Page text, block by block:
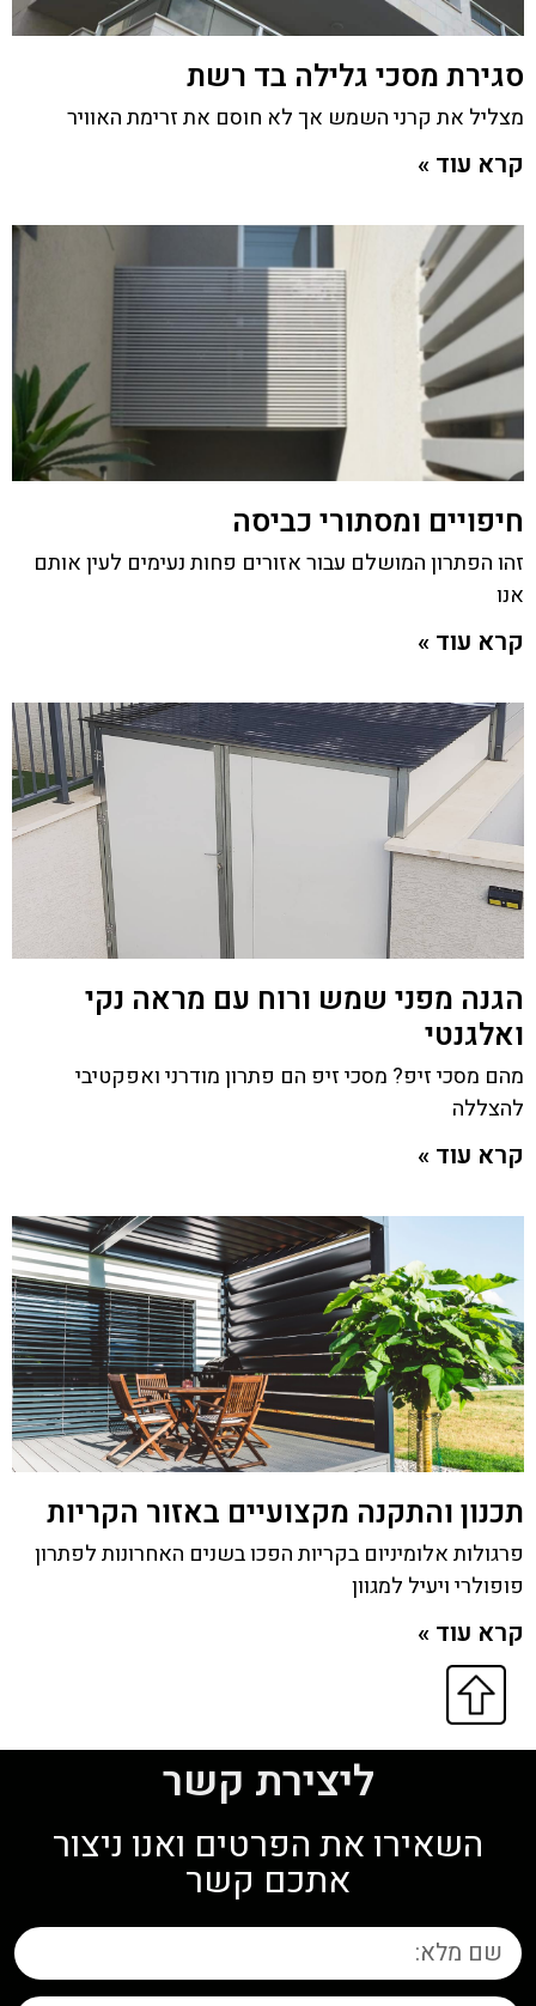
סגירת מסכי גלילה בד רשת
מצליל את קרני השמש אך לא חוסם את זרימת האוויר
קרא עוד »
חיפויים ומסתורי כביסה
זהו הפתרון המושלם עבור אזורים פחות נעימים לעין אותם
אנו
קרא עוד »
הגנה מפני שמש ורוח עם מראה נקי
ואלגנטי
מהם מסכי זיפ? מסכי זיפ הם פתרון מודרני ואפקטיבי
להצללה
קרא עוד »
תכנון והתקנה מקצועיים באזור הקריות
פרגולות אלומיניום בקריות הפכו בשנים האחרונות לפתרון
פופולרי ויעיל למגוון
קרא עוד »
ליצירת קשר
השאירו את הפרטים ואנו ניצור
אתכם קשר